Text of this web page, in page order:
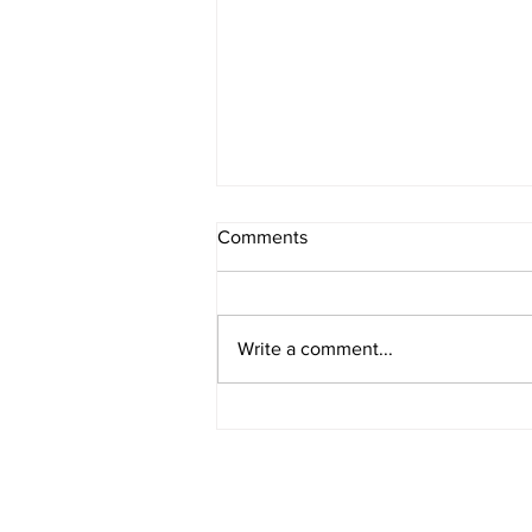
Comments
Write a comment...